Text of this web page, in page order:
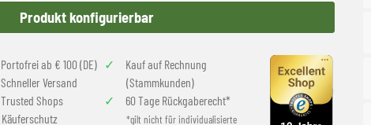
Produkt konfigurierbar
Portofrei ab € 100 (DE)
Schneller Versand
Trusted Shops
Käuferschutz
Kauf auf Rechnung
(Stammkunden)
60 Tage Rückgaberecht*
*gilt nicht für individualisierte